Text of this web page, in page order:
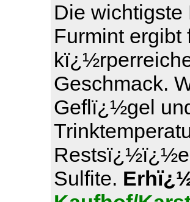
Die wichtigste
Furmint ergibt
Geschmack.
Geflï¿½gel
Sulfite.